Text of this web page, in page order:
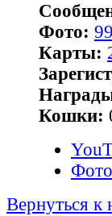
Фото:
Карты:
Кошки:
Вернуться к